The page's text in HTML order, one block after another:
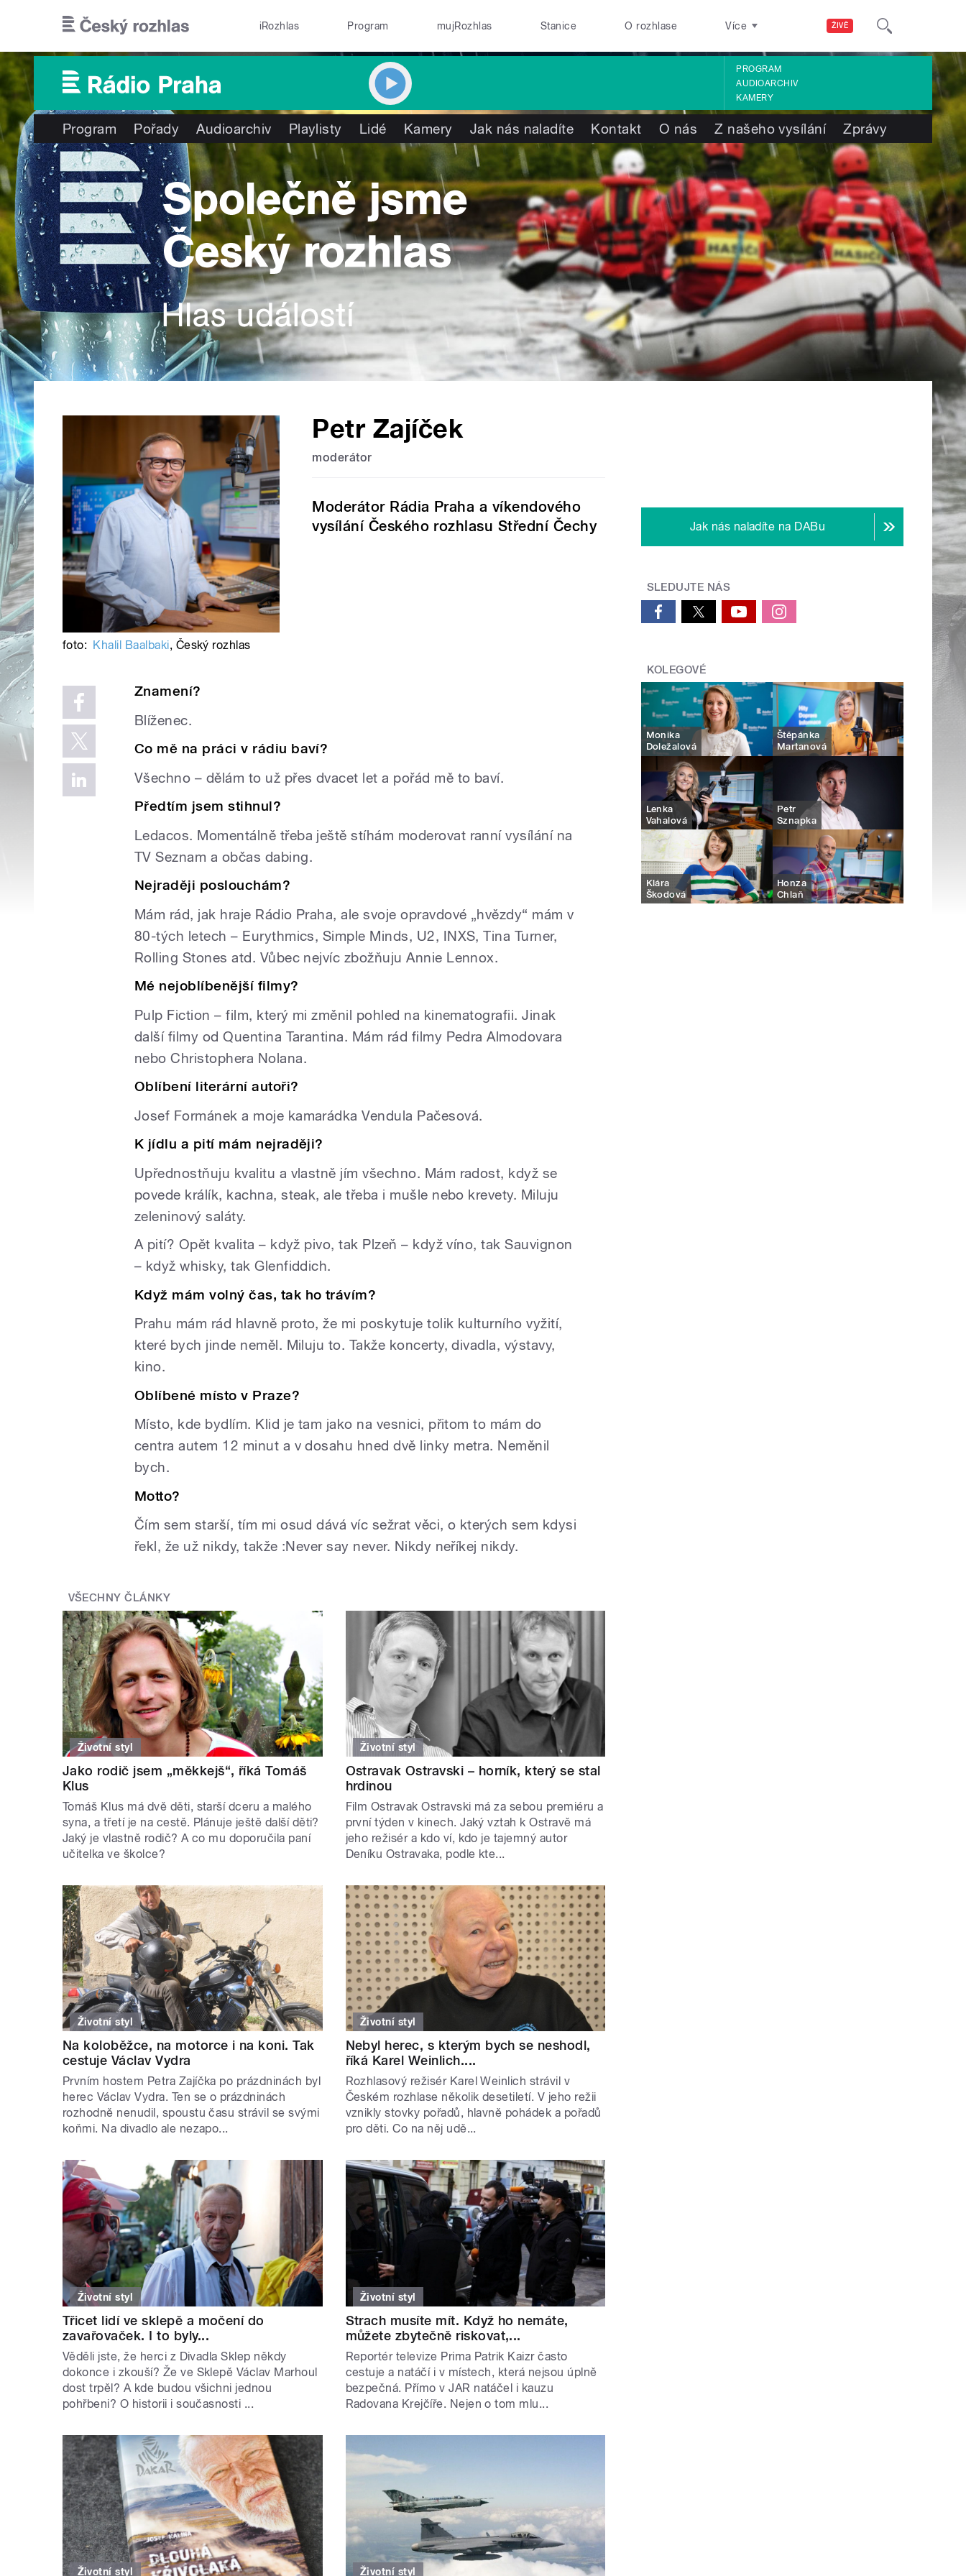
ŽIVĚ
iRozhlas Program mujRozhlas Stanice O rozhlase Více
PROGRAM
AUDIOARCHIV
KAMERY
Program Pořady Audioarchiv Playlisty Lidé Kamery Jak nás naladíte Kontakt O nás Z našeho vysílání Zprávy
Petr Zajíček
moderátor
Moderátor Rádia Praha a víkendového
vysílání Českého rozhlasu Střední Čechy
foto: Khalil Baalbaki, Český rozhlas
Znamení?
Blíženec.
Co mě na práci v rádiu baví?
Všechno – dělám to už přes dvacet let a pořád mě to baví.
Předtím jsem stihnul?
Ledacos. Momentálně třeba ještě stíhám moderovat ranní vysílání na
TV Seznam a občas dabing.
Nejraději poslouchám?
Mám rád, jak hraje Rádio Praha, ale svoje opravdové „hvězdy“ mám v
80-tých letech – Eurythmics, Simple Minds, U2, INXS, Tina Turner,
Rolling Stones atd. Vůbec nejvíc zbožňuju Annie Lennox.
Mé nejoblíbenější filmy?
Pulp Fiction – film, který mi změnil pohled na kinematografii. Jinak
další filmy od Quentina Tarantina. Mám rád filmy Pedra Almodovara
nebo Christophera Nolana.
Oblíbení literární autoři?
Josef Formánek a moje kamarádka Vendula Pačesová.
K jídlu a pití mám nejraději?
Upřednostňuju kvalitu a vlastně jím všechno. Mám radost, když se
povede králík, kachna, steak, ale třeba i mušle nebo krevety. Miluju
zeleninový saláty.
A pití? Opět kvalita – když pivo, tak Plzeň – když víno, tak Sauvignon
– když whisky, tak Glenfiddich.
Když mám volný čas, tak ho trávím?
Prahu mám rád hlavně proto, že mi poskytuje tolik kulturního vyžití,
které bych jinde neměl. Miluju to. Takže koncerty, divadla, výstavy,
kino.
Oblíbené místo v Praze?
Místo, kde bydlím. Klid je tam jako na vesnici, přitom to mám do
centra autem 12 minut a v dosahu hned dvě linky metra. Neměnil
bych.
Motto?
Čím sem starší, tím mi osud dává víc sežrat věci, o kterých sem kdysi
řekl, že už nikdy, takže :Never say never. Nikdy neříkej nikdy.
VŠECHNY ČLÁNKY
Životní styl
Jako rodič jsem „měkkejš“, říká Tomáš
Klus
Tomáš Klus má dvě děti, starší dceru a malého
syna, a třetí je na cestě. Plánuje ještě další děti?
Jaký je vlastně rodič? A co mu doporučila paní
učitelka ve školce?
Životní styl
Ostravak Ostravski – horník, který se stal
hrdinou
Film Ostravak Ostravski má za sebou premiéru a
první týden v kinech. Jaký vztah k Ostravě má
jeho režisér a kdo ví, kdo je tajemný autor
Deníku Ostravaka, podle kte...
Životní styl
Na koloběžce, na motorce i na koni. Tak
cestuje Václav Vydra
Prvním hostem Petra Zajíčka po prázdninách byl
herec Václav Vydra. Ten se o prázdninách
rozhodně nenudil, spoustu času strávil se svými
koňmi. Na divadlo ale nezapo...
Životní styl
Nebyl herec, s kterým bych se neshodl,
říká Karel Weinlich....
Rozhlasový režisér Karel Weinlich strávil v
Českém rozhlase několik desetiletí. V jeho režii
vznikly stovky pořadů, hlavně pohádek a pořadů
pro děti. Co na něj udě...
Životní styl
Třicet lidí ve sklepě a močení do
zavařovaček. I to byly...
Věděli jste, že herci z Divadla Sklep někdy
dokonce i zkouší? Že ve Sklepě Václav Marhoul
dost trpěl? A kde budou všichni jednou
pohřbeni? O historii i současnosti ...
Životní styl
Strach musíte mít. Když ho nemáte,
můžete zbytečně riskovat,...
Reportér televize Prima Patrik Kaizr často
cestuje a natáčí i v místech, která nejsou úplně
bezpečná. Přímo v JAR natáčel i kauzu
Radovana Krejčíře. Nejen o tom mlu...
Životní styl Životní styl
Jak nás naladíte na DABu
SLEDUJTE NÁS
KOLEGOVÉ
Monika
Doležalová
Štěpánka
Martanová
Lenka
Vahalová
Petr
Sznapka
Klára
Škodová
Honza
Chlaň